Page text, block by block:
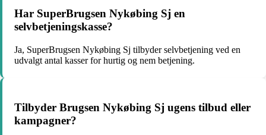
Har SuperBrugsen Nykøbing Sj en
selvbetjeningskasse?
Ja, SuperBrugsen Nykøbing Sj tilbyder selvbetjening ved en
udvalgt antal kasser for hurtig og nem betjening.
Tilbyder Brugsen Nykøbing Sj ugens tilbud eller
kampagner?